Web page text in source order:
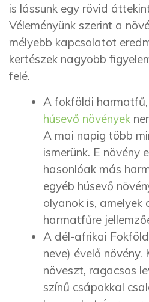
is lássunk egy rövid
Véleményünk szerint a
mélyebb kapcsolatot
kertészek nagyobb
felé.
A fokföldi
húsevő növények
A mai napig több
ismerünk. E növény
hasonlóak más
egyéb húsevő
olyanok is, amelyek
harmatfűre
A dél-afrikai
neve) évelő
növeszt, ragacsos
színű csápokkal